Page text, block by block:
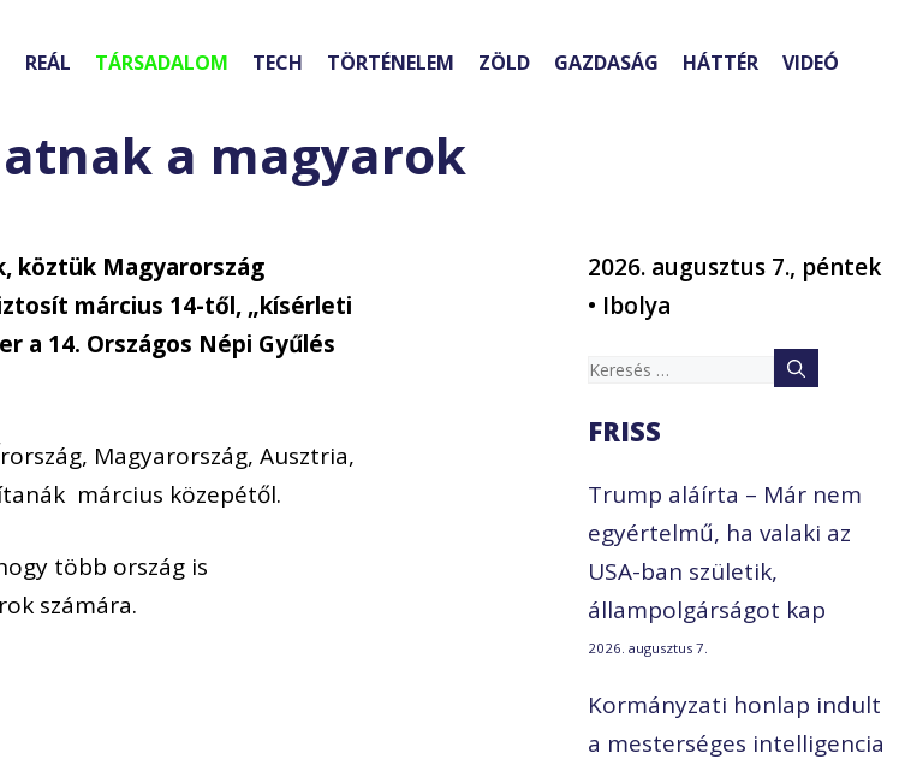
REÁL TÁRSADALOM TECH TÖRTÉNELEM ZÖLD GAZDASÁG HÁTTÉR VIDEÓ
a magyarok
köztük Magyarország
március 14-től, „kísérleti
a 14. Országos Népi Gyűlés
Magyarország, Ausztria,
március közepétől.
több ország is
számára.
2026. augusztus 7., péntek
• Ibolya
Keresés:
FRISS
Trump aláírta – Már nem
egyértelmű, ha valaki az
USA-ban születik,
állampolgárságot kap
2026. augusztus 7.
Kormányzati honlap indult
a mesterséges intelligencia